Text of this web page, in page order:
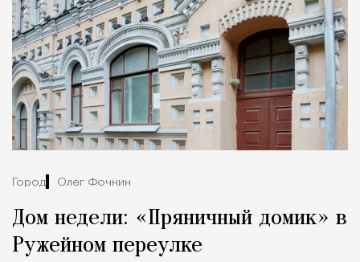
Город Олег Фочкин
Дом недели: «Пряничный домик» в
Ружейном переулке